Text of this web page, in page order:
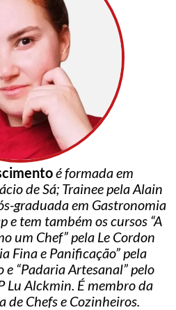
é formada em
de Sá; Trainee pela Alain
graduada em Gastronomia
e tem também os cursos “A
um Chef” pela Le Cordon
Fina e Panificação” pela
e “Padaria Artesanal” pelo
Lu Alckmin. É membro da
de Chefs e Cozinheiros.